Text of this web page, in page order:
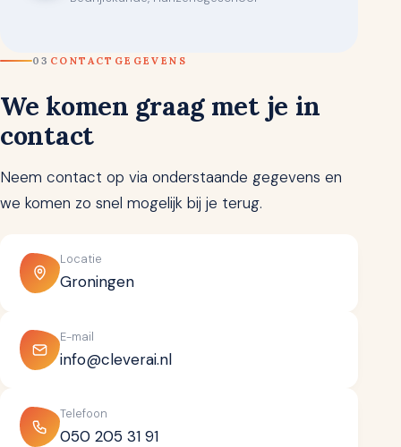
03 CONTACTGEGEVENS
We komen graag met je in
contact
Neem contact op via onderstaande gegevens en
we komen zo snel mogelijk bij je terug.
Locatie
Groningen
E-mail
info@cleverai.nl
Telefoon
050 205 31 91